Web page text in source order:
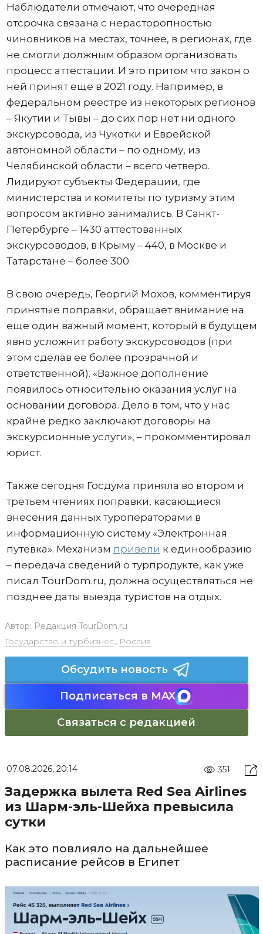
Наблюдатели отмечают, что очередная
отсрочка связана с нерасторопностью
чиновников на местах, точнее, в регионах, где
не смогли должным образом организовать
процесс аттестации. И это притом что закон о
ней принят еще в 2021 году. Например, в
федеральном реестре из некоторых регионов
– Якутии и Тывы – до сих пор нет ни одного
экскурсовода, из Чукотки и Еврейской
автономной области – по одному, из
Челябинской области – всего четверо.
Лидируют субъекты Федерации, где
министерства и комитеты по туризму этим
вопросом активно занимались. В Санкт-
Петербурге – 1430 аттестованных
экскурсоводов, в Крыму – 440, в Москве и
Татарстане – более 300.
В свою очередь, Георгий Мохов, комментируя
принятые поправки, обращает внимание на
еще один важный момент, который в будущем
явно усложнит работу экскурсоводов (при
этом сделав ее более прозрачной и
ответственной). «Важное дополнение
появилось относительно оказания услуг на
основании договора. Дело в том, что у нас
крайне редко заключают договоры на
экскурсионные услуги», – прокомментировал
юрист.
Также сегодня Госдума приняла во втором и
третьем чтениях поправки, касающиеся
внесения данных туроператорами в
информационную систему «Электронная
путевка». Механизм привели к единообразию
– передача сведений о турпродукте, как уже
писал TourDom.ru, должна осуществляться не
позднее даты выезда туристов на отдых.
Автор: Редакция TourDom.ru
Государство и турбизнес, Россия
Обсудить новость
Подписаться в MAX
Связаться с редакцией
07.08.2026, 20:14 351
Задержка вылета Red Sea Airlines
из Шарм-эль-Шейха превысила
сутки
Как это повлияло на дальнейшее
расписание рейсов в Египет